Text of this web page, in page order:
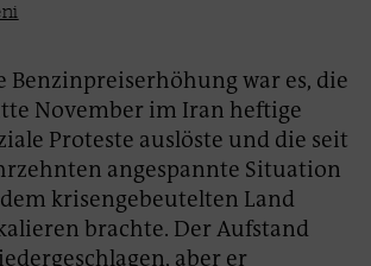
Benzinpreiserhöhung war es, die
November im Iran heftige
Proteste auslöste und die seit
angespannte Situation
krisengebeutelten Land
brachte. Der Aufstand
aber er